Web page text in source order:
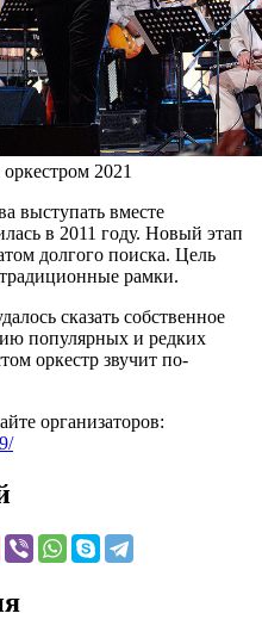
2021
выступать вместе
в 2011 году. Новый этап
долгого поиска. Цель
рамки.
сказать собственное
популярных и редких
оркестр звучит по-
организаторов: